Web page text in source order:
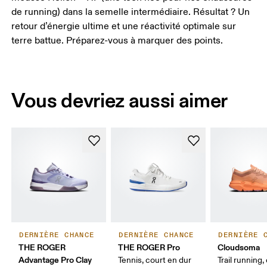
de running) dans la semelle intermédiaire. Résultat ? Un
retour d’énergie ultime et une réactivité optimale sur
terre battue. Préparez-vous à marquer des points.
Vous devriez aussi aimer
DERNIÈRE CHANCE
THE ROGER
Advantage Pro Clay
DERNIÈRE CHANCE
THE ROGER Pro
Tennis, court en dur
DERNIÈRE
Cloudsoma
Trail